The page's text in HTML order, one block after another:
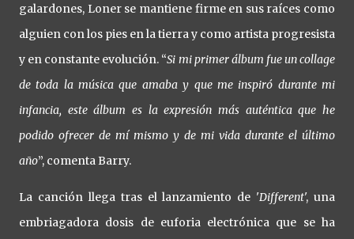
galardones, Loner se mantiene firme en sus raíces como
alguien con los pies en la tierra y como artista progresista
y en constante evolución. “Si mi primer álbum fue un collage
de toda la música que amaba y que me inspiró durante mi
infancia, este álbum es la expresión más auténtica que he
podido ofrecer de mí mismo y de mi vida durante el último
año”, comenta Barry.
La canción llega tras el lanzamiento de 'Different', una
embriagadora dosis de euforia electrónica que se ha